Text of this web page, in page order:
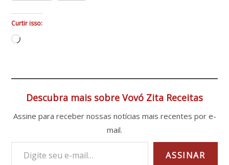
de
e
Coco
Curtir isso:
Carregando...
Descubra mais sobre Vovó Zita Receitas
Assine para receber nossas notícias mais recentes por e-
mail.
Digite seu e-mail…
ASSINAR